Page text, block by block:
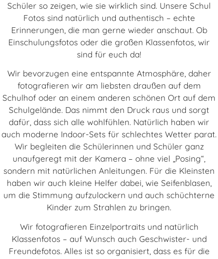
Schüler so zeigen, wie sie wirklich sind. Unsere Schul
Fotos sind natürlich und authentisch – echte
Erinnerungen, die man gerne wieder anschaut. Ob
Einschulungsfotos oder die großen Klassenfotos, wir
sind für euch da!
Wir bevorzugen eine entspannte Atmosphäre, daher
fotografieren wir am liebsten draußen auf dem
Schulhof oder an einem anderen schönen Ort auf dem
Schulgelände. Das nimmt den Druck raus und sorgt
dafür, dass sich alle wohlfühlen. Natürlich haben wir
auch moderne Indoor-Sets für schlechtes Wetter parat.
Wir begleiten die Schülerinnen und Schüler ganz
unaufgeregt mit der Kamera – ohne viel „Posing“,
sondern mit natürlichen Anleitungen. Für die Kleinsten
haben wir auch kleine Helfer dabei, wie Seifenblasen,
um die Stimmung aufzulockern und auch schüchterne
Kinder zum Strahlen zu bringen.
Wir fotografieren Einzelportraits und natürlich
Klassenfotos – auf Wunsch auch Geschwister- und
Freundefotos. Alles ist so organisiert, dass es für die